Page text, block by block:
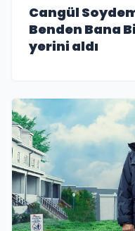
Cangül
Benden Bana
yerini aldı